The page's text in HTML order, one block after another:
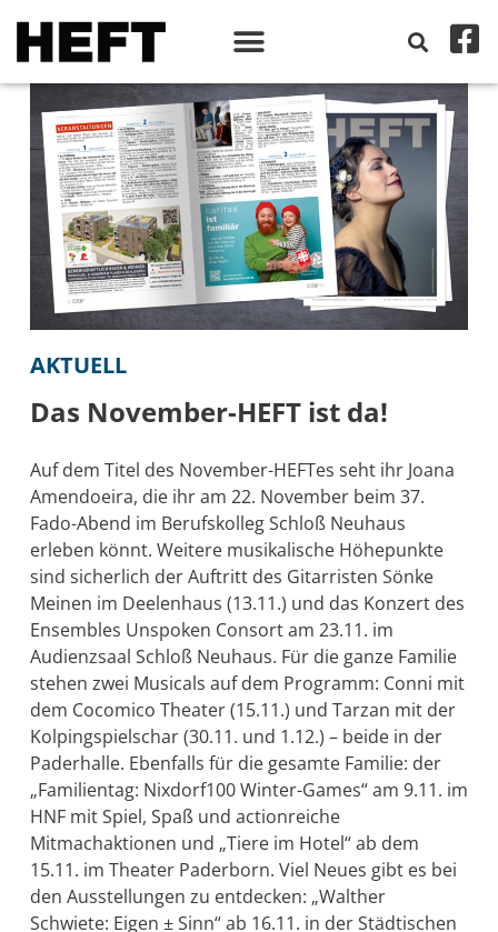
AKTUELL
Das November-HEFT ist da!
Auf dem Titel des November-HEFTes seht ihr Joana
Amendoeira, die ihr am 22. November beim 37.
Fado-Abend im Berufskolleg Schloß Neuhaus
erleben könnt. Weitere musikalische Höhepunkte
sind sicherlich der Auftritt des Gitarristen Sönke
Meinen im Deelenhaus (13.11.) und das Konzert des
Ensembles Unspoken Consort am 23.11. im
Audienzsaal Schloß Neuhaus. Für die ganze Familie
stehen zwei Musicals auf dem Programm: Conni mit
dem Cocomico Theater (15.11.) und Tarzan mit der
Kolpingspielschar (30.11. und 1.12.) – beide in der
Paderhalle. Ebenfalls für die gesamte Familie: der
„Familientag: Nixdorf100 Winter-Games“ am 9.11. im
HNF mit Spiel, Spaß und actionreiche
Mitmachaktionen und „Tiere im Hotel“ ab dem
15.11. im Theater Paderborn. Viel Neues gibt es bei
den Ausstellungen zu entdecken: „Walther
Schwiete: Eigen ± Sinn“ ab 16.11. in der Städtischen